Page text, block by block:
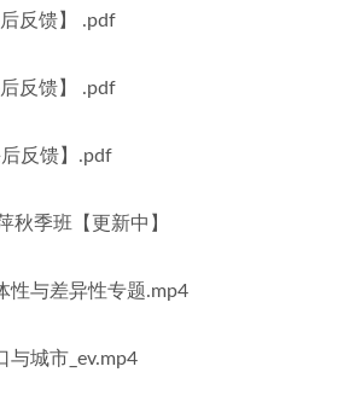
反馈】 .pdf
反馈】 .pdf
反馈】.pdf
秋季班【更新中】
性与差异性专题.mp4
与城市_ev.mp4